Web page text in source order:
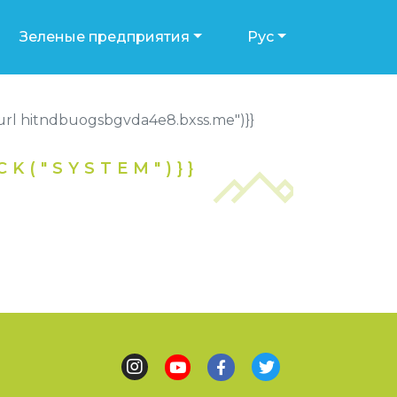
Зеленые предприятия Рус
hitndbuogsbgvda4e8.bxss.me")}}